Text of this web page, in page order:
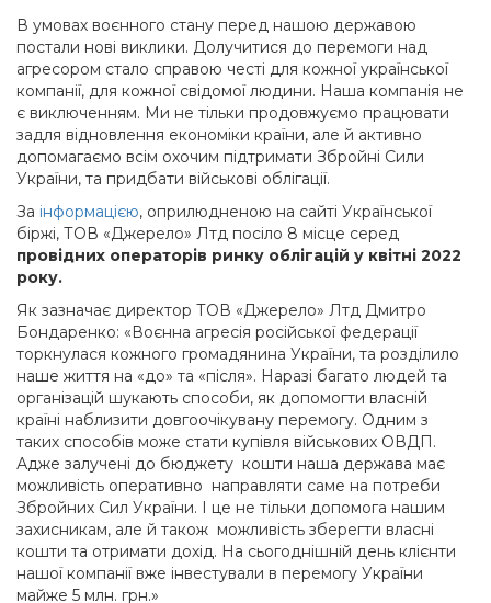
В умовах воєнного стану перед нашою державою
постали нові виклики. Долучитися до перемоги над
агресором стало справою честі для кожної української
компанії, для кожної свідомої людини. Наша компанія не
є виключенням. Ми не тільки продовжуємо працювати
задля відновлення економіки країни, але й активно
допомагаємо всім охочим підтримати Збройні Сили
України, та придбати військові облігації.
За інформацією, оприлюдненою на сайті Української
біржі, ТОВ «Джерело» Лтд посіло 8 місце серед
провідних операторів ринку облігацій у квітні 2022
року.
Як зазначає директор ТОВ «Джерело» Лтд Дмитро
Бондаренко: «Воєнна агресія російської федерації
торкнулася кожного громадянина України, та розділило
наше життя на «до» та «після». Наразі багато людей та
організацій шукають способи, як допомогти власній
країні наблизити довгоочікувану перемогу. Одним з
таких способів може стати купівля військових ОВДП.
Адже залучені до бюджету кошти наша держава має
можливість оперативно направляти саме на потреби
Збройних Сил України. І це не тільки допомога нашим
захисникам, але й також можливість зберегти власні
кошти та отримати дохід. На сьогоднішній день клієнти
нашої компанії вже інвестували в перемогу України
майже 5 млн. грн.»